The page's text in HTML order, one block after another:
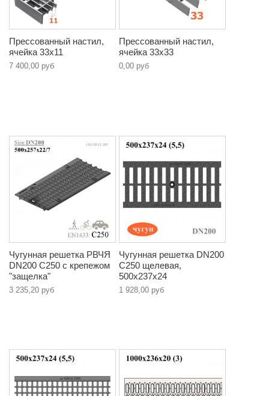
Прессованный настил,
ячейка 33х11
7 400,00 руб
Прессованный настил,
ячейка 33х33
0,00 руб
Чугунная решетка РВЧЯ
DN200 C250 с крепежом
"защелка"
3 235,20 руб
Чугунная решетка DN200
C250 щелевая,
500х237х24
1 928,00 руб